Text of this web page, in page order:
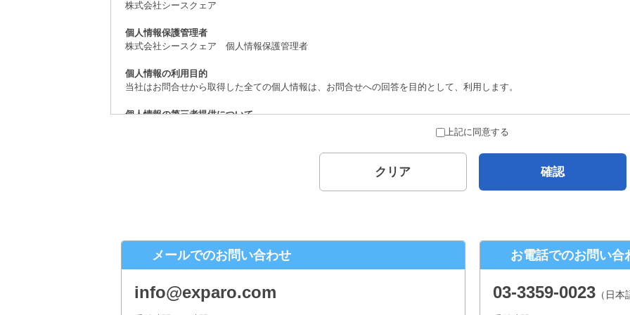
株式会社シースクェア
個人情報保護管理者
株式会社シースクェア 個人情報保護管理者
個人情報の利用目的
当社はお問合せから取得した全ての個人情報は、お問合せへの回答を目的として、利用します。
個人情報の第三者提供について
取得した個人情報は、法律上許されている場合を除き、ご本人の了解を得ることなく第三者に提供することはありません。
お問合せから取得した個人情報は委託することがありません。
株式会社シースクェア 個人情報お問合せ窓口
〒160-0023 東京都新宿区西新宿６丁目１２−１ パークウェストビル１３階
（受付時間は、平日9時～17時30分 但し、年末年始、夏季休暇は除きます。）
上記に同意する
クリア 確認
メールでのお問い合わせ
info@exparo.com
お電話でのお問い合
03-3359-0023 （日本